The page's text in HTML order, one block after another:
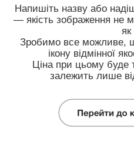
Напишіть назву або
— якість зображення не
як
Зробимо все можливе,
ікону відмінної
Ціна при цьому буде
залежить лише